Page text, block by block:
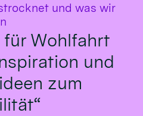
und was wir
für Wohlfahrt
und
zum